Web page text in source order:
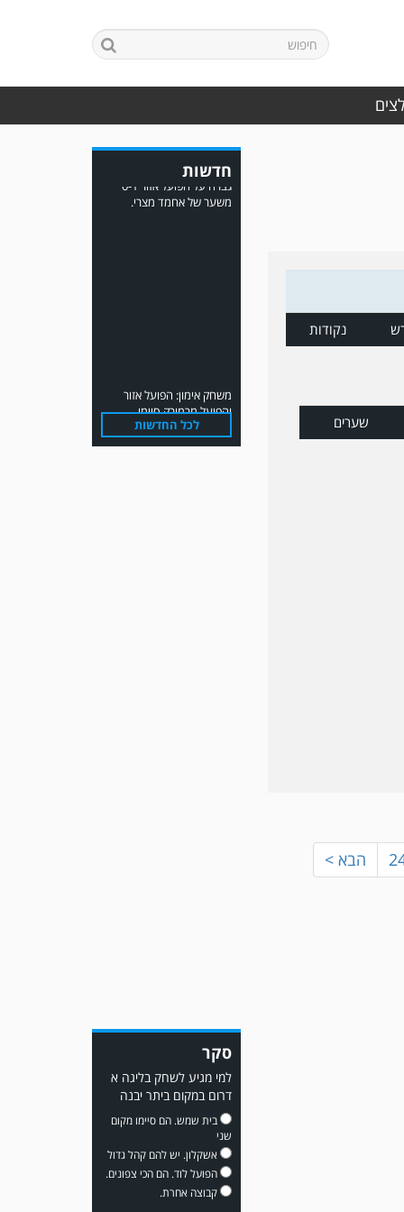
נקודות
שערים
הבא >
חדשות
עדכון גירסה מחכה לכם
לכל החדשות
סקר
למי מגיע לשחק בליגה א
דרום במקום ביתר יבנה
בית שמש. הם סיימו מקום
שני
אשקלון. יש להם קהל גדול
הפועל לוד. הם הכי צפונים.
קבוצה אחרת.